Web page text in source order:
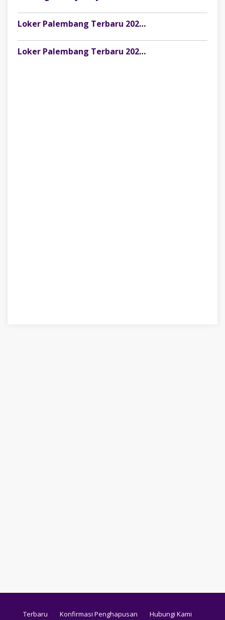
Loker Palembang Terbaru 2026 Customer Service Marketing Klinik Rumah Cantik
Loker Palembang Terbaru 2026 Captain / Supervisor Resto Pempek Mama Musi
Terbaru Konfirmasi Penghapusan Hubungi Kami